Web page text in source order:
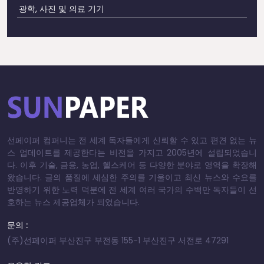
광학, 사진 및 의료 기기
선페이퍼 컴퍼니는 전 세계 독자들에게 신뢰할 수 있고 편견 없는 뉴
스 업데이트를 제공한다는 비전을 가지고 2005년에 설립되었습니
다. 이후 기술, 금융, 농업, 헬스케어 등 다양한 분야로 영역을 확장해
왔습니다. 글의 품질에 세심한 주의를 기울이고 최신 뉴스와 수요를
반영하기 위한 노력 덕분에 전 세계 여러 국가의 수백만 독자들이 선
호하는 뉴스 제공업체가 되었습니다.
문의 :
(주)선페이퍼 부산진구 부전동 155-1 부산진구 서전로 47291